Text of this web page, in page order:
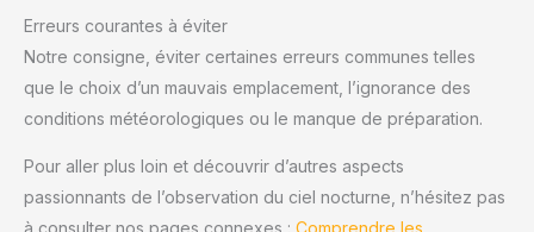
Erreurs courantes à éviter
Notre consigne, éviter certaines erreurs communes telles
que le choix d’un mauvais emplacement, l’ignorance des
conditions météorologiques ou le manque de préparation.
Pour aller plus loin et découvrir d’autres aspects
passionnants de l’observation du ciel nocturne, n’hésitez pas